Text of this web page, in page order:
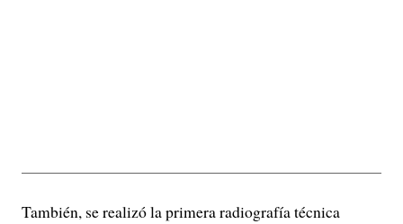
También, se realizó la primera radiografía técnica